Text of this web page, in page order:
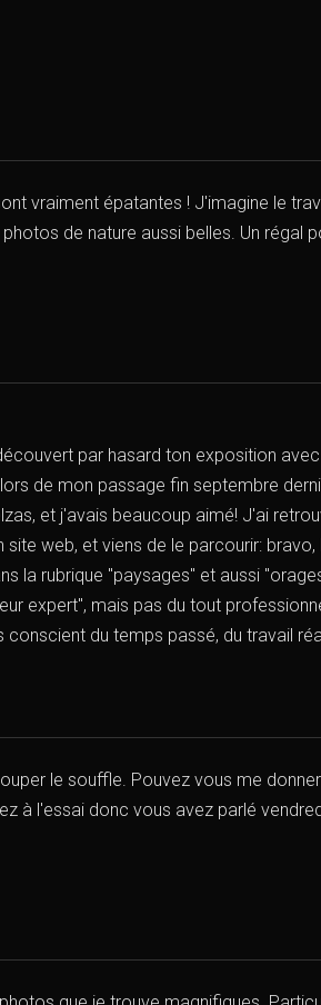
vraiment épatantes ! J'imagine le
de nature aussi belles. Un régal
par hasard ton exposition
de mon passage fin septembre
et j'avais beaucoup aimé! J'ai
web, et viens de le parcourir:
la rubrique "paysages" et aussi
expert", mais pas du tout
conscient du temps passé, du travail
le souffle. Pouvez vous me
à l'essai donc vous avez parlé